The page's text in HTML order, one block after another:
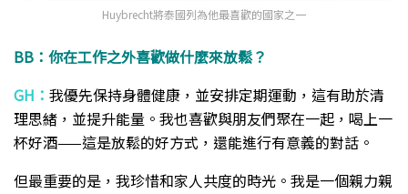
Huybrecht將泰國列為他最喜歡的國家之一
BB：你在工作之外喜歡做什麼來放鬆？
GH： 我優先保持身體健康，並安排定期運動，這有助於清
理思緒，並提升能量。我也喜歡與朋友們聚在一起，喝上一
杯好酒——這是放鬆的好方式，還能進行有意義的對話。
但最重要的是，我珍惜和家人共度的時光。我是一個親力親